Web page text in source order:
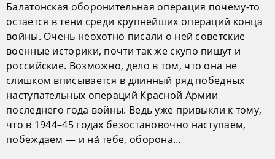
Балатонская оборонительная операция почему-то
остается в тени среди крупнейших операций конца
войны. Очень неохотно писали о ней советские
военные историки, почти так же скупо пишут и
российские. Возможно, дело в том, что она не
слишком вписывается в длинный ряд победных
наступательных операций Красной Армии
последнего года войны. Ведь уже привыкли к тому,
что в 1944–45 годах безостановочно наступаем,
побеждаем — и на́ тебе, оборона…